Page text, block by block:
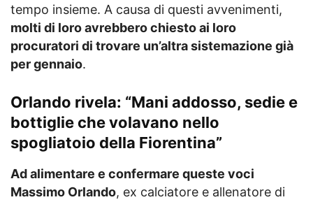
tempo insieme. A causa di questi avvenimenti,
molti di loro avrebbero chiesto ai loro
procuratori di trovare un’altra sistemazione già
per gennaio.
Orlando rivela: “Mani addosso, sedie e
bottiglie che volavano nello
spogliatoio della Fiorentina”
Ad alimentare e confermare queste voci
Massimo Orlando, ex calciatore e allenatore di